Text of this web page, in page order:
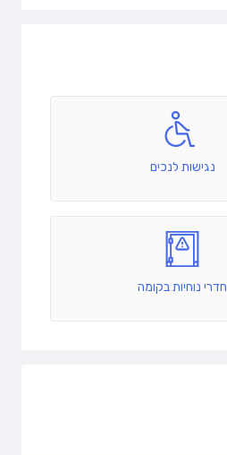
נגישות לנכים
חדרי נוחיות בקומה